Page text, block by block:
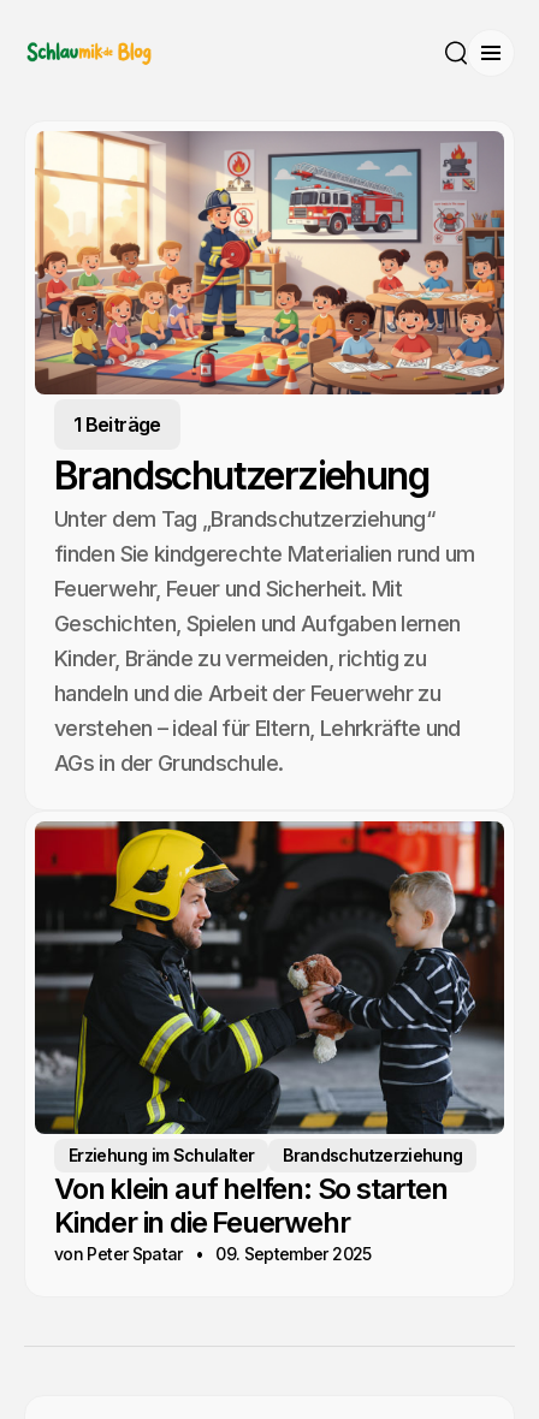
1 Beiträge
Brandschutzerziehung
Unter dem Tag „Brandschutzerziehung“
finden Sie kindgerechte Materialien rund um
Feuerwehr, Feuer und Sicherheit. Mit
Geschichten, Spielen und Aufgaben lernen
Kinder, Brände zu vermeiden, richtig zu
handeln und die Arbeit der Feuerwehr zu
verstehen – ideal für Eltern, Lehrkräfte und
AGs in der Grundschule.
Erziehung im Schulalter Brandschutzerziehung
Von klein auf helfen: So starten
Kinder in die Feuerwehr
von Peter Spatar 09. September 2025